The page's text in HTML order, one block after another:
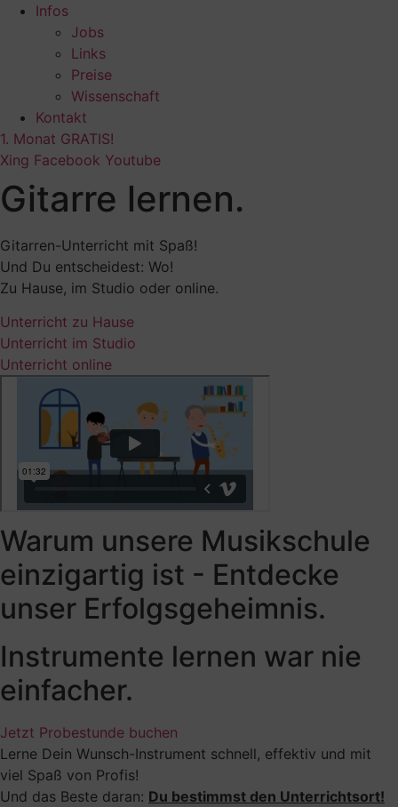
Infos
Jobs
Links
Preise
Wissenschaft
Kontakt
1. Monat GRATIS!
Xing Facebook Youtube
Gitarre lernen.
Gitarren-Unterricht mit Spaß!
Und Du entscheidest: Wo!
Zu Hause, im Studio oder online.
Unterricht zu Hause
Unterricht im Studio
Unterricht online
Warum unsere Musikschule
einzigartig ist - Entdecke
unser Erfolgsgeheimnis.
Instrumente lernen war nie
einfacher.
Jetzt Probestunde buchen
Lerne Dein Wunsch-Instrument schnell, effektiv und mit
viel Spaß von Profis!
Und das Beste daran: Du bestimmst den Unterrichtsort!